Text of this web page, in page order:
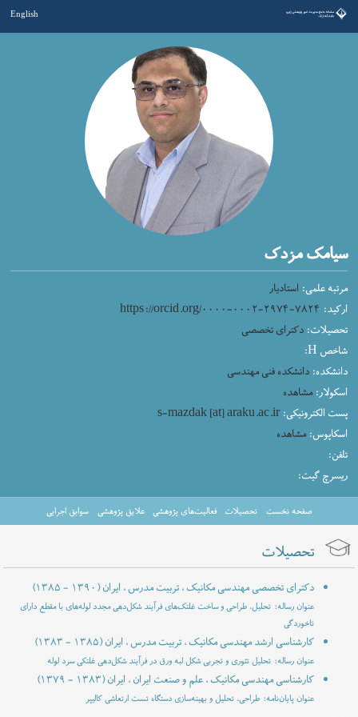
English
سیامک مزدک
مرتبه علمی: استادیار
ارکید: https://orcid.org/۰۰۰۰-۰۰۰۲-۲۹۷۴-۷۸۲۴
تحصیلات: دکترای تخصصی
شاخص H:
دانشکده: دانشکده فنی مهندسی
اسکولار: مشاهده
پست الکترونیکی: s-mazdak [at] araku.ac.ir
اسکاپوس: مشاهده
تلفن:
ریسرچ گیت:
صفحه نخست تحصیلات فعالیت‌های پژوهشی علایق پژوهشی سوابق اجرایی
تحصیلات
دکترای تخصصی مهندسی مکانیک ، تربیت مدرس ، ایران(۱۳۸۵ - ۱۳۹۰)
عنوان رساله: تحلیل، طراحی و ساخت غلتک‌های فرآیند شکل‌دهی مجدد لوله‌های با مقطع دارای
تاخوردگی
کارشناسی ارشد مهندسی مکانیک ، تربیت مدرس ، ایران(۱۳۸۳ - ۱۳۸۵)
عنوان رساله: تحلیل تئوری و تجربی شکل لبه ورق در فرآیند شکل‌دهی غلتکی سرد لوله
کارشناسی مهندسی مکانیک ، علم و صنعت ایران ، ایران(۱۳۷۹ - ۱۳۸۳)
عنوان پایان‌نامه: طراحی، تحلیل و بهینه‌سازی دستگاه تست ارتعاشی کالیپر